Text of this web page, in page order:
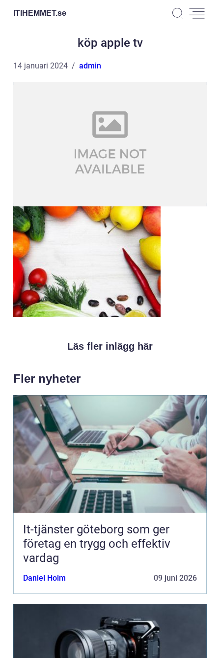
ITIHEMMET.se
köp apple tv
14 januari 2024 admin
Läs fler inlägg här
Fler nyheter
It-tjänster göteborg som ger
företag en trygg och effektiv
vardag
Daniel Holm 09 juni 2026